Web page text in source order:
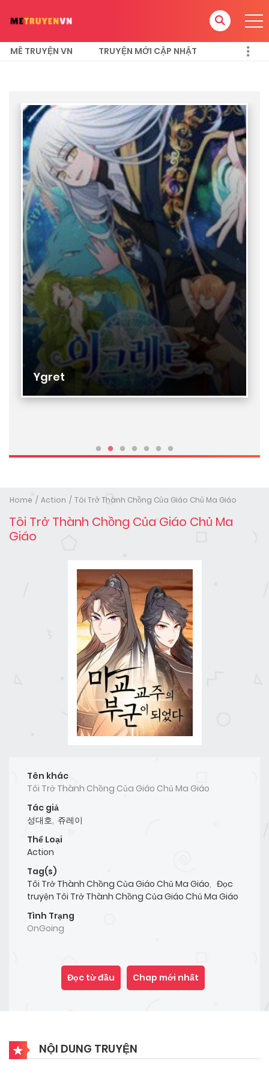
MÊ TRUYỆN VN TRUYỆN MỚI CẬP NHẬT
Ygret
Home Action Tôi Trở Thành Chồng Của Giáo Chủ Ma Giáo
Tôi Trở Thành Chồng Của Giáo Chủ Ma
Giáo
Tên khác
Tôi Trở Thành Chồng Của Giáo Chủ Ma Giáo
Tác giả
성대호, 쥬레이
Thể Loại
Action
Tag(s)
Tôi Trở Thành Chồng Của Giáo Chủ Ma Giáo, Đọc
truyện Tôi Trở Thành Chồng Của Giáo Chủ Ma Giáo
Tình Trạng
OnGoing
Đọc từ đầu Chap mới nhất
NỘI DUNG TRUYỆN